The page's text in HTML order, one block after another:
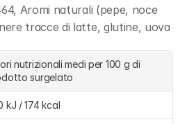
Aromi naturali (pepe, noce
tracce di latte, glutine, uova
nutrizionali medi per 100 g di
surgelato
kJ / 174 kcal